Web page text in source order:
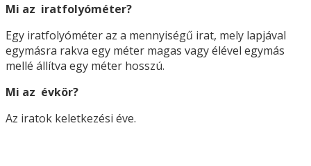
Mi az iratfolyóméter?
Egy iratfolyóméter az a mennyiségű irat, mely lapjával
egymásra rakva egy méter magas vagy élével egymás
mellé állítva egy méter hosszú.
Mi az évkör?
Az iratok keletkezési éve.